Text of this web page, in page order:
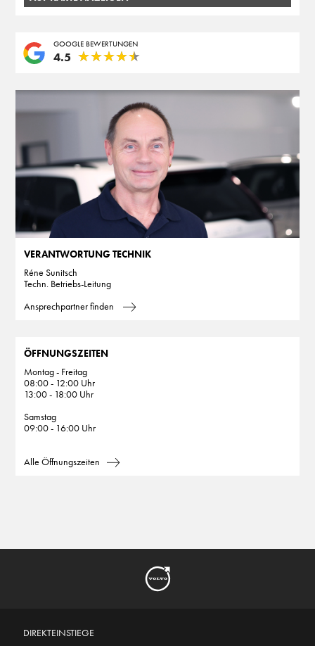
GOOGLE BEWERTUNGEN
4.5 ★★★★★
★★★★★
VERANTWORTUNG TECHNIK
Réne Sunitsch
Techn. Betriebs-Leitung
Ansprechpartner finden
ÖFFNUNGSZEITEN
Montag - Freitag
08:00 - 12:00 Uhr
13:00 - 18:00 Uhr
Samstag
09:00 - 16:00 Uhr
Alle Öffnungszeiten
DIREKTEINSTIEGE